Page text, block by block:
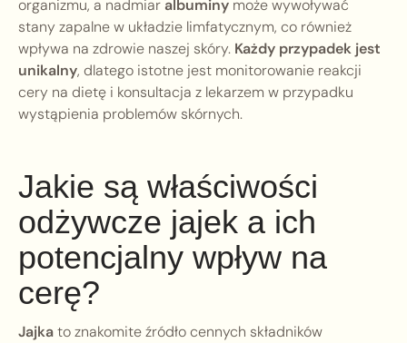
organizmu, a nadmiaralbuminy może wywoływać
stany zapalne w układzie limfatycznym, co również
wpływa na zdrowie naszej skóry. Każdy przypadek jest
unikalny, dlatego istotne jest monitorowanie reakcji
cery na dietę i konsultacja z lekarzem w przypadku
wystąpienia problemów skórnych.
Jakie są właściwości
odżywcze jajek a ich
potencjalny wpływ na
cerę?
Jajkato znakomite źródło cennych składników